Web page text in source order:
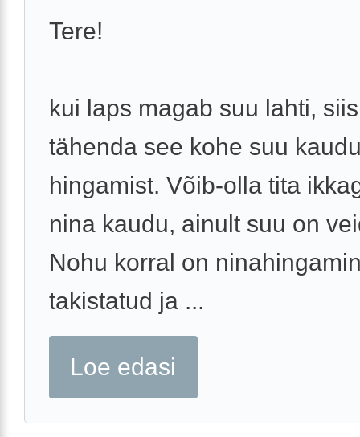
Tere!
kui laps magab suu lahti,
tähenda see kohe suu
hingamist. Võib-olla tita
nina kaudu, ainult suu on
Nohu korral on
takistatud ja ...
Loe edasi